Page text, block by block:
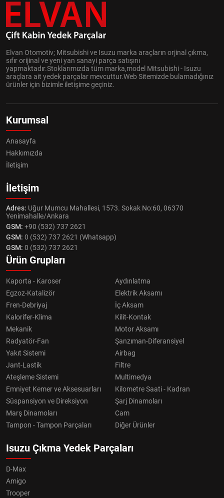
Elvan Otomotiv; Mitsubishi ve Isuzu marka araçların orjinal çıkma,
sıfır orijinal ve yeni yan sanayi parça satışını
yapmaktadır.Stoklarımızda tüm marka,model Mitsubishi - Isuzu
araçlara ait yedek parçalar mevcuttur.Web Sitemizde bulamadığınız
ürünler için bizimle iletişime geçiniz.
Kurumsal
Anasayfa
Hakkımızda
İletişim
İletişim
Adres: Uğur Mumcu Mahallesi, 1573. Sokak No:60, 06370
Yenimahalle/Ankara
GSM: +90 (532) 737 2621
GSM: 0 (532) 737 2621 (Whatsapp)
GSM: 0 (532) 737 2621
Ürün Grupları
Kaporta - Karoser
Aydınlatma
Egzoz-Katalizör
Elektrik Aksamı
Fren-Debriyaj
İç Aksam
Kalorifer-Klima
Kilit-Kontak
Mekanik
Motor Aksamı
Radyatör-Fan
Şanzıman-Diferansiyel
Yakıt Sistemi
Airbag
Jant-Lastik
Filtre
Ateşleme Sistemi
Multimedya
Emniyet Kemer ve Aksesuarları
Kilometre Saati - Kadran
Süspansiyon ve Direksiyon
Şarj Dinamoları
Marş Dinamoları
Cam
Tampon - Tampon Parçaları
Diğer Ürünler
Isuzu Çıkma Yedek Parçaları
D-Max
Amigo
Trooper